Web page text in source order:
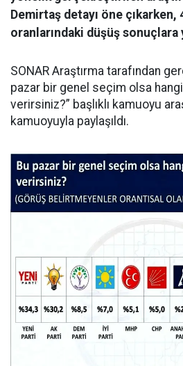
Demirtaş detayı öne
oranlarındaki düşüş sonuçlara
SONAR Araştırma tarafından
pazar bir genel seçim olsa
verirsiniz?” başlıklı kamuoyu
kamuoyuyla paylaşıldı.